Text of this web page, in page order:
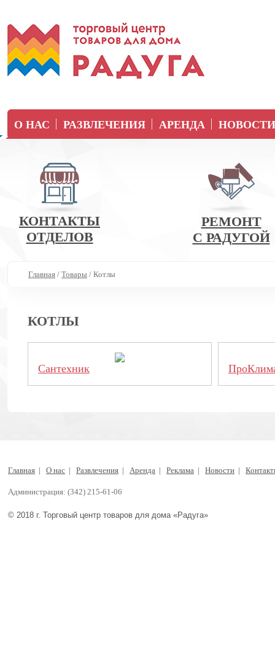
О НАС РАЗВЛЕЧЕНИЯ АРЕНДА НОВОСТИ
КОНТАКТЫ
ОТДЕЛОВ
РЕМОНТ
С РАДУГОЙ
Главная / Товары / Котлы
КОТЛЫ
Сантехник
Администрация: (342) 215-61-06
© 2018 г. Торговый центр товаров для дома «Радуга»
Главная | О нас | Развлечения | Аренда | Реклама | Новости |